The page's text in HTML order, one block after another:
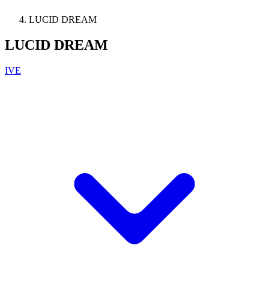
LUCID DREAM
LUCID DREAM
IVE